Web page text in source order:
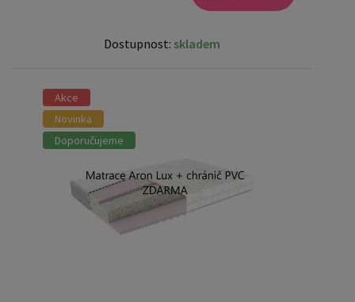
Dostupnost: skladem
Akce
Novinka
Doporučujeme